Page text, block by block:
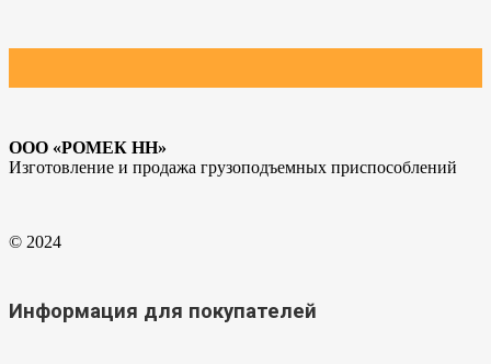
ООО «РОМЕК НН»
Изготовление и продажа грузоподъемных приспособлений
© 2024
Информация для покупателей